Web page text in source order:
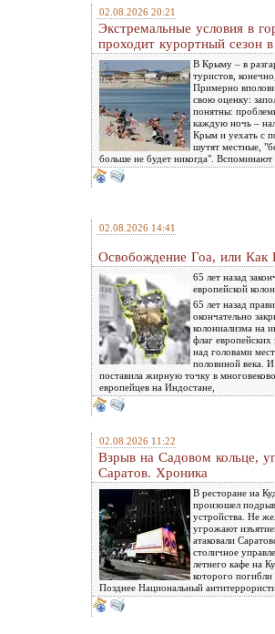
02.08.2026 20:21
Экстремальные условия в
проходит курортный сезон
В Крыму – в
туристов,
Примерно
свою оценку:
понятны:
каждую ночь –
Крым и уехать с
шутят местные,
больше не будет никогда". Вспоминают
02.08.2026 14:41
Освобождение Гоа, или
65 лет назад
европейской
65 лет назад
окончательно
колониализма на
флаг европейских
над головами
половиной века.
поставила жирную точку в
европейцев на Индостане,
02.08.2026 11:22
Взрыв на Садовом кольце,
Саратов. Хроника
В ресторане на
произошел
устройства. Не
угрожают
атаковали
столичное
летнего кафе на
которого погибли
Позднее Национальный